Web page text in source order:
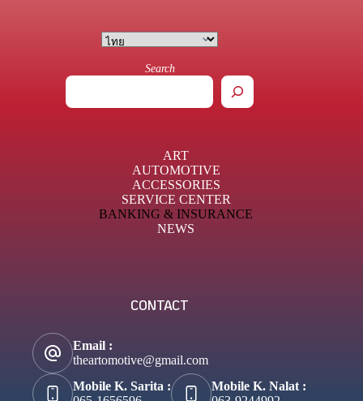
Search
ART
AUTOMOTIVE
ACCESSORIES
SERVICE CENTER
BANKING & INSURANCE
NEWS
CONTACT
Email :
theartomotive@gmail.com
Mobile K. Sarita :
Mobile K. Nalat :